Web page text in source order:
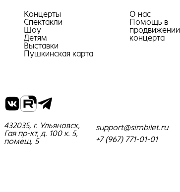
Концерты
Спектакли
Шоу
Детям
Выставки
Пушкинская карта
О нас
Помощь в
продвижении
концерта
432035, г. Ульяновск,
Гая пр-кт, д. 100 к. 5,
помещ. 5
support@simbilet.ru
+7 (967) 771-01-01